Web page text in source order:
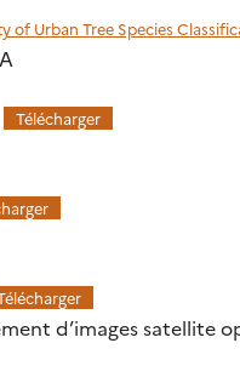
of Urban Tree Species
Télécharger
d’images satellite